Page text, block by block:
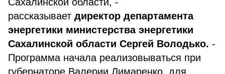
рассказывает директор департамента
энергетики министерства энергетики
Сахалинской области Сергей Володько. -
Программа начала реализовываться при
губернаторе Валерии Лимаренко, для